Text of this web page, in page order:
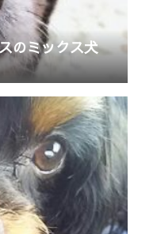
のミックス犬